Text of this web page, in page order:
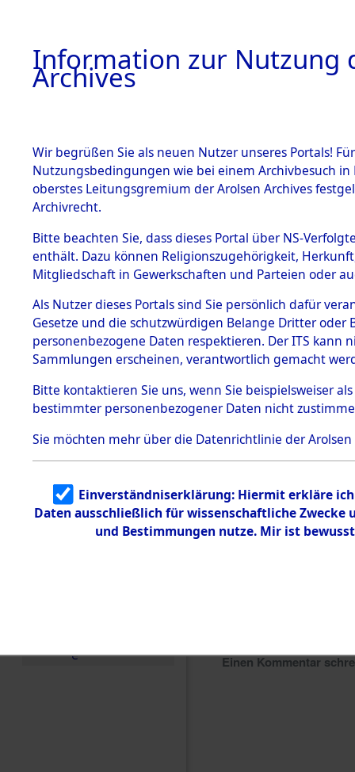
BESTÄNDE
1.
mente
5. Verschiedenes
5.3
Todesmärsche
5.3.1 Alliierte
Erhebungen
zu
Todesmärsch
en
5.3.2
Identifizierun
5.3.3
Todesmärsch
e
Listen
0006
Einen Kommentar
Information zur Nutzung
Archives
Wir begrüßen Sie als neuen Nutzer unseres Portals!
Nutzungsbedingungen wie bei einem Archivbesuch
oberstes Leitungsgremium der Arolsen Archives
Archivrecht.
Bitte beachten Sie, dass dieses Portal über NS-
enthält. Dazu können Religionszugehörigkeit,
Mitgliedschaft in Gewerkschaften und Parteien oder
Als Nutzer dieses Portals sind Sie persönlich dafür
Gesetze und die schutzwürdigen Belange Dritter
personenbezogene Daten respektieren. Der ITS
Sammlungen erscheinen, verantwortlich gemacht
Bitte kontaktieren Sie uns, wenn Sie beispielsweiser
bestimmter personenbezogener Daten nicht
Sie möchten mehr über die Datenrichtlinie der Arolsen
Einverständniserklärung: Hiermit erkläre
Daten ausschließlich für wissenschaftliche
und Bestimmungen nutze. Mir ist